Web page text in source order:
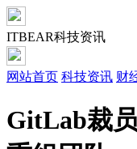
ITBEAR科技资讯
网站首页 科技资讯 财
GitLab裁